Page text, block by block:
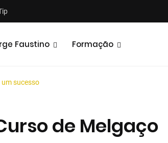
Faustino Formação
sucesso
de Melgaço